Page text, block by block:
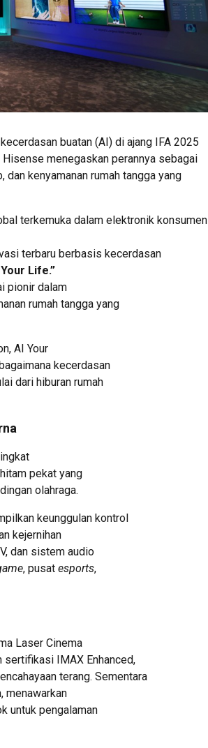
buatan (AI) di ajang IFA 2025
menegaskan perannya sebagai
dan kenyamanan rumah tangga yang
terkemuka dalam elektronik konsumen
terbaru berbasis kecerdasan
Your Life.”
pionir dalam
rumah tangga yang
AI Your
kecerdasan
dari hiburan rumah
pekat yang
olahraga.
keunggulan kontrol
kejernihan
dan sistem audio
, pusat esports,
Laser Cinema
sertifikasi IMAX Enhanced,
terang. Sementara
menawarkan
untuk pengalaman